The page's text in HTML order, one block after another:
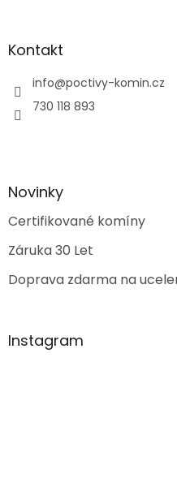
Kontakt
info@poctivy-komin.cz
730 118 893
Novinky
Certifikované komíny
Záruka 30 Let
Doprava zdarma na
Instagram